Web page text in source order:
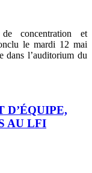
concentration et
le mardi 12 mai
dans l’auditorium du
D’ÉQUIPE,
AU LFI